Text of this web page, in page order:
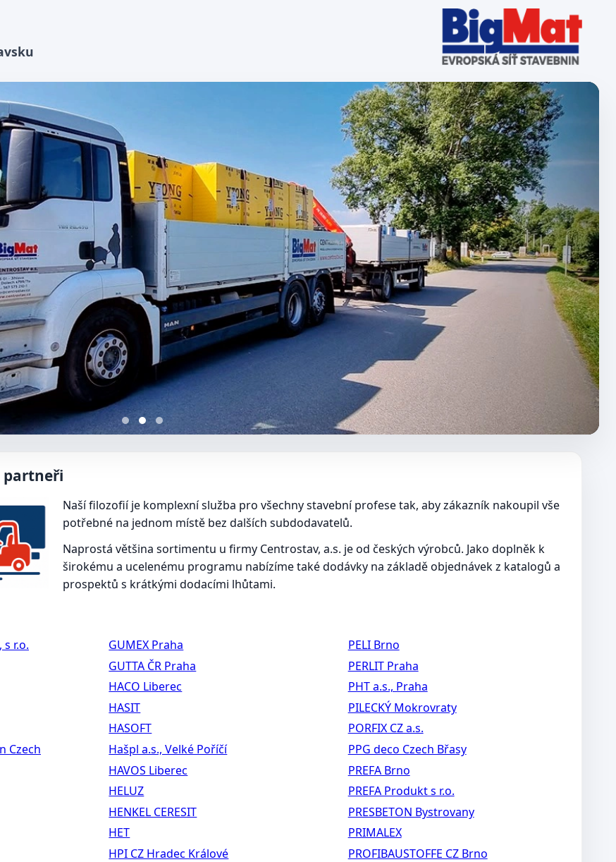
partneři
Naší filozofií je komplexní služba pro všechny stavební profese tak, aby zákazník nakoupil vše
potřebné na jednom místě bez dalších subdodavatelů.
Naprostá většina sortimentu u firmy Centrostav, a.s. je od českých výrobců. Jako doplněk k
širokému a ucelenému programu nabízíme také dodávky na základě objednávek z katalogů a
prospektů s krátkými dodacími lhůtami.
r.o.
Czech
GUMEX Praha
GUTTA ČR Praha
HACO Liberec
HASIT
HASOFT
Hašpl a.s., Velké Poříčí
HAVOS Liberec
HELUZ
HENKEL CERESIT
HET
HPI CZ Hradec Králové
PELI Brno
PERLIT Praha
PHT a.s., Praha
PILECKÝ Mokrovraty
PORFIX CZ a.s.
PPG deco Czech Břasy
PREFA Brno
PREFA Produkt s r.o.
PRESBETON Bystrovany
PRIMALEX
PROFIBAUSTOFFE CZ Brno